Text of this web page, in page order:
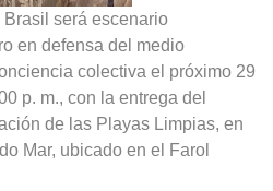
será escenario
en defensa del medio
colectiva el próximo 29
p. m., con la entrega del
de las Playas Limpias, en
Mar, ubicado en el Farol